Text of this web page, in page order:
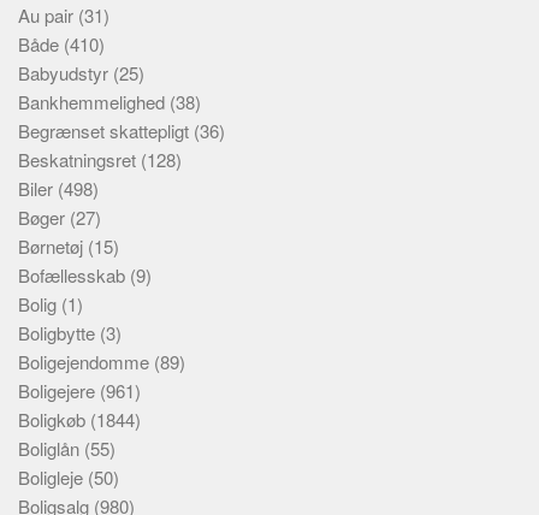
Au pair (31)
Både (410)
Babyudstyr (25)
Bankhemmelighed (38)
Begrænset skattepligt (36)
Beskatningsret (128)
Biler (498)
Bøger (27)
Børnetøj (15)
Bofællesskab (9)
Bolig (1)
Boligbytte (3)
Boligejendomme (89)
Boligejere (961)
Boligkøb (1844)
Boliglån (55)
Boligleje (50)
Boligsalg (980)